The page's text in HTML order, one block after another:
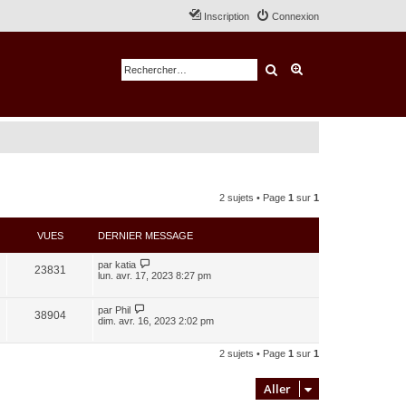
Connexion
Inscription
Rechercher
2 sujets • Page 1 sur 1
VUES DERNIER MESSAGE
23831 par katia
lun. avr. 17, 2023 8:27 pm
38904 par Phil
dim. avr. 16, 2023 2:02 pm
2 sujets • Page 1 sur 1
Aller